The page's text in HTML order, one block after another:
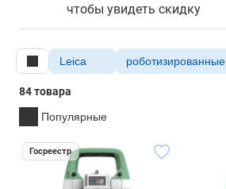
чтобы увидеть скидку
Leica роботизированные
84 товара
Популярные
Госреестр